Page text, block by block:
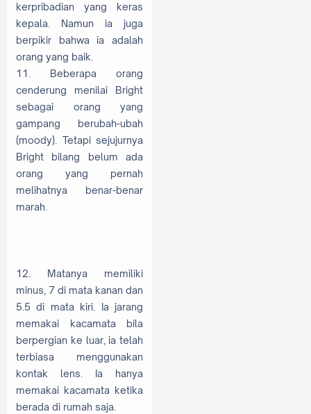
kerpribadian yang keras
kepala. Namun ia juga
berpikir bahwa ia adalah
orang yang baik.
11. Beberapa orang
cenderung menilai Bright
sebagai orang yang
gampang berubah-ubah
(moody). Tetapi sejujurnya
Bright bilang belum ada
orang yang pernah
melihatnya benar-benar
marah.
12. Matanya memiliki
minus, 7 di mata kanan dan
5.5 di mata kiri. Ia jarang
memakai kacamata bila
berpergian ke luar, ia telah
terbiasa menggunakan
kontak lens. Ia hanya
memakai kacamata ketika
berada di rumah saja.